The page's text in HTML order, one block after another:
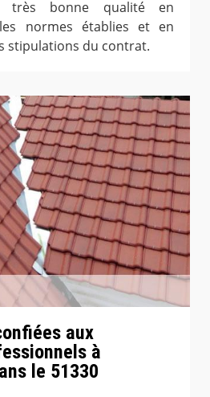
très bonne qualité en
normes établies et en
stipulations du contrat.
aux
à
le 51330